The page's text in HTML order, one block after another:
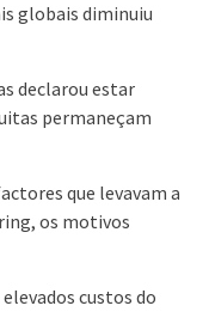
globais diminuiu
declarou estar
permaneçam
que levavam a
os motivos
custos do